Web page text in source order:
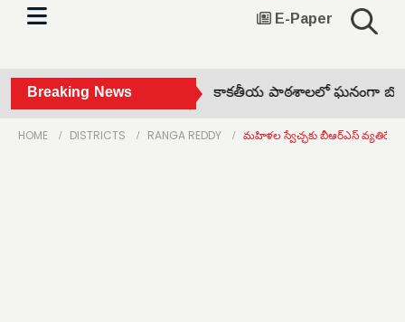
E-Paper
Breaking News
బాగా చదివి వృద్ధిలోకి రావాలి • కాకతీయ పాఠశాలలో ఘనంగా బోనాల
HOME DISTRICTS RANGA REDDY మహిళల స్వేచ్ఛకు బీఆర్‌ఎస్ వ్యతిరేకం